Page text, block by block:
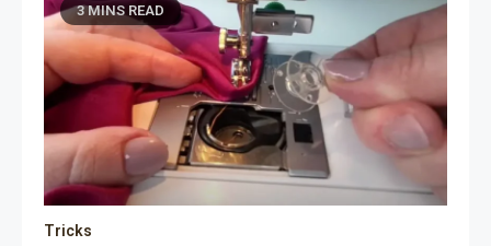
3 MINS READ
Tricks